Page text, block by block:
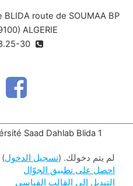
route de SOUMAA BP
ALGERIE
Saad Dahlab Blida 1
لم يتم دخولك. (تسجيل الدخول)
احصل على تطبيق الجوّال
التبديل إلى القالب القياسي